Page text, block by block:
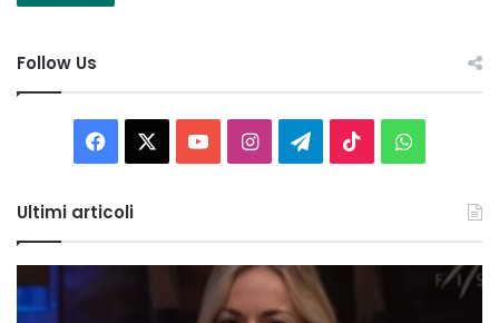
Follow Us
Facebook You InstagramTelegram
TikTok
Ultimi articoli